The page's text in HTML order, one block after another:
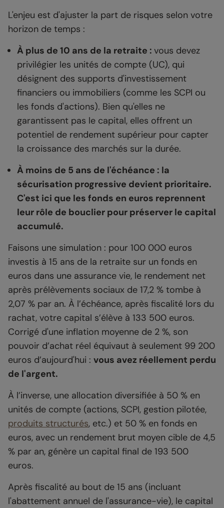
L'enjeu est d'ajuster la part de risques selon votre
horizon de temps :
À plus de 10 ans de la retraite : vous devez
privilégier les unités de compte (UC), qui
désignent des supports d'investissement
financiers ou immobiliers (comme les SCPI ou
les fonds d'actions). Bien qu'elles ne
garantissent pas le capital, elles offrent un
potentiel de rendement supérieur pour capter
la croissance des marchés sur la durée.
À moins de 5 ans de l'échéance : la
sécurisation progressive devient prioritaire.
C'est ici que les fonds en euros reprennent
leur rôle de bouclier pour préserver le capital
accumulé.
Faisons une simulation : pour 100 000 euros
investis à 15 ans de la retraite sur un fonds en
euros dans une assurance vie, le rendement net
après prélèvements sociaux de 17,2 % tombe à
2,07 % par an. À l’échéance, après fiscalité lors du
rachat, votre capital s’élève à 133 500 euros.
Corrigé d'une inflation moyenne de 2 %, son
pouvoir d’achat réel équivaut à seulement 99 200
euros d’aujourd'hui : vous avez réellement perdu
de l'argent.
À l’inverse, une allocation diversifiée à 50 % en
unités de compte (actions, SCPI, gestion pilotée,
produits structurés, etc.) et 50 % en fonds en
euros, avec un rendement brut moyen cible de 4,5
% par an, génère un capital final de 193 500
euros.
Après fiscalité au bout de 15 ans (incluant
l'abattement annuel de l'assurance-vie), le capital